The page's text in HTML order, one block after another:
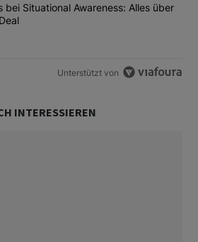
Titel "Margin Calls bei Situational
bei Situational Awareness: Alles über
Unterstützt von
INTERESSIEREN